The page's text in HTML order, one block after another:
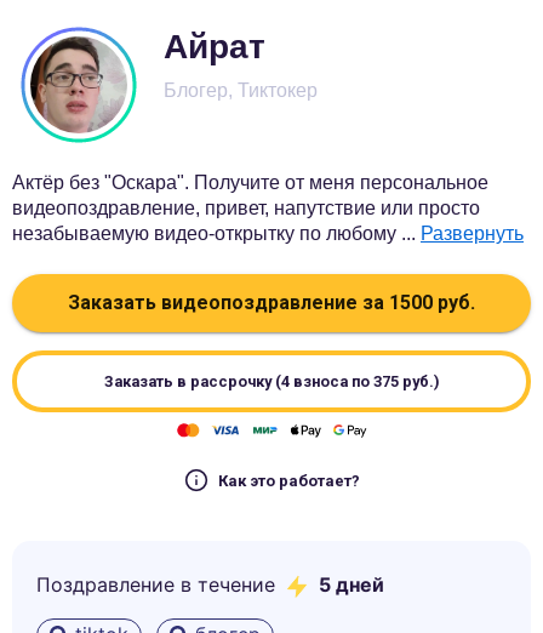
Айрат
Блогер, Тиктокер
Актёр без "Оскара". Получите от меня персональное
видеопоздравление, привет, напутствие или просто
незабываемую видео-открытку по любому ... Развернуть
Заказать видеопоздравление за 1500 руб.
Заказать в рассрочку (4 взноса по 375руб.)
Как это работает?
Поздравление в течение 5 дней